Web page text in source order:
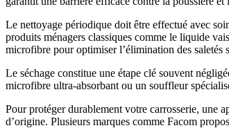
Le nettoyage périodique doit être effectué avec
produits ménagers classiques comme le liquide
microfibre pour optimiser l’élimination des saletés
Le séchage constitue une étape clé souvent
microfibre ultra-absorbant ou un souffleur
Pour protéger durablement votre carrosserie, une
d’origine. Plusieurs marques comme Facom